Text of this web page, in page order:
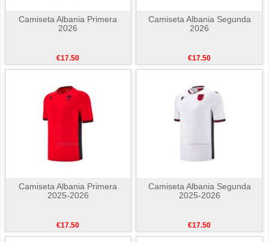
Camiseta Albania Primera
2026
€17.50
Camiseta Albania Segunda
2026
€17.50
Camiseta Albania Primera
2025-2026
€17.50
Camiseta Albania Segunda
2025-2026
€17.50